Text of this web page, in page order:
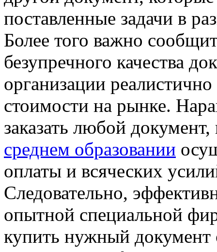
поставленные задачи в
Более того важно
безупречного качества
организации
стоимости на рынке.
заказать любой документ,
среднем образовании
оплаты и всяческих
Следовательно,
опытной специальной
купить нужный документ